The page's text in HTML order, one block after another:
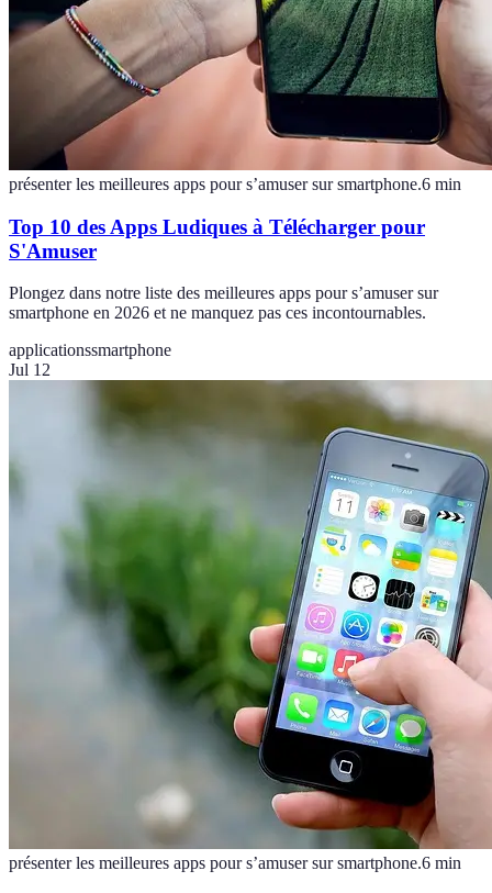
présenter les meilleures apps pour s’amuser sur smartphone.6 min
Top 10 des Apps Ludiques à Télécharger pour
S'Amuser
Plongez dans notre liste des meilleures apps pour s’amuser sur
smartphone en 2026 et ne manquez pas ces incontournables.
applicationssmartphone
Jul 12
présenter les meilleures apps pour s’amuser sur smartphone.6 min